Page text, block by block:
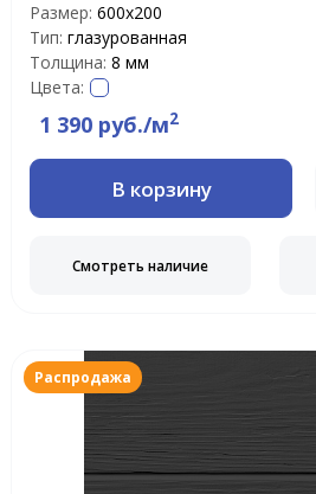
Размер: 600х200
Тип: глазурованная
Толщина: 8 мм
Цвета:
1 390 руб./м2
В корзину
Смотреть наличие
Распродажа